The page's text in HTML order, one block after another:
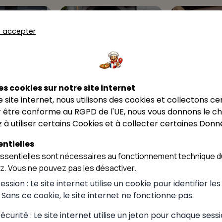
Pizzeria PBA
8
★★★★★
Pizzeria PBA
Jasseron
9
Ceyze Optic
Ceyzériat
accepter
cookies sur notre site internet
site internet, nous utilisons des cookies et collectons
conforme au RGPD de l'UE, nous vous donnons le
à utiliser certains Cookies et à collecter certaines
sont nécessaires au fonctionnement technique
Vous ne pouvez pas les désactiver.
: Le site internet utilise un cookie pour identifier les
ce cookie, le site internet ne fonctionne pas.
: Le site internet utilise un jeton pour chaque